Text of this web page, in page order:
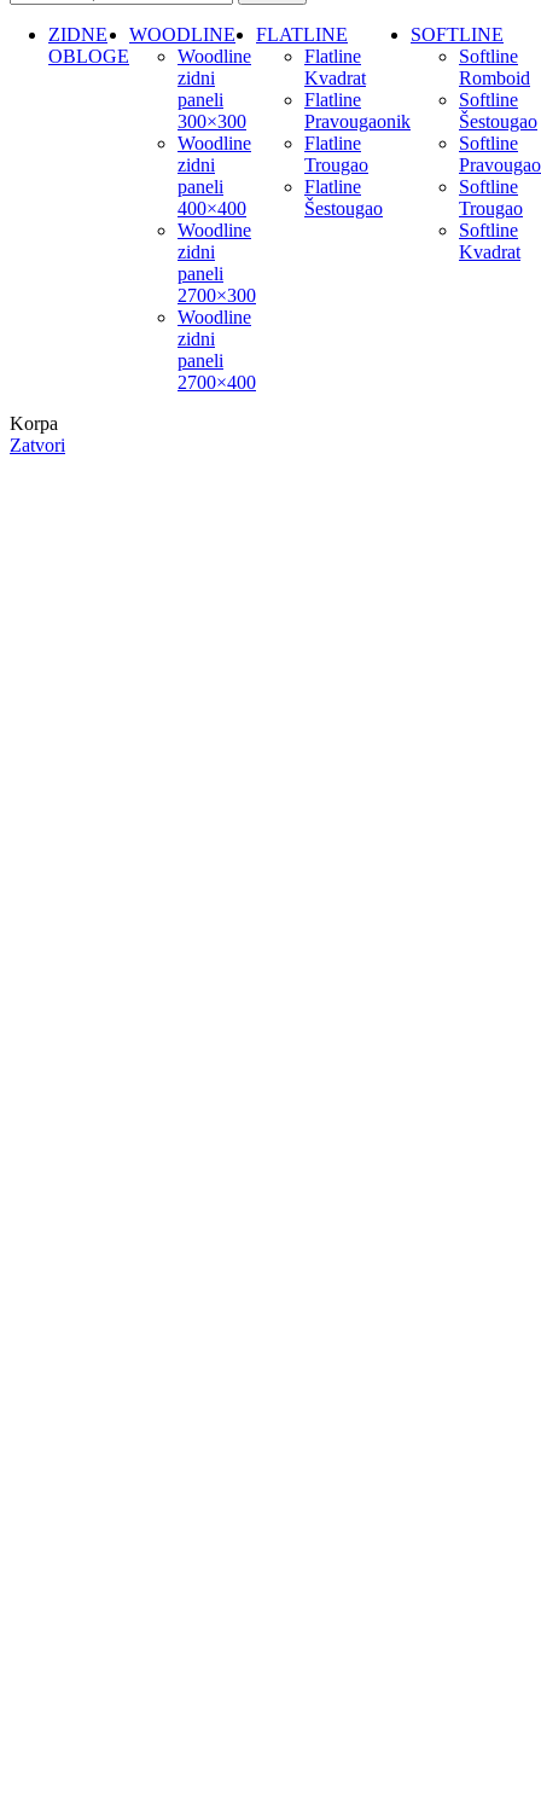
ZIDNE
OBLOGE
WOODLINE
Woodline
zidni
paneli
300×300
Woodline
zidni
paneli
400×400
Woodline
zidni
paneli
2700×300
Woodline
zidni
paneli
2700×400
FLATLINE
Flatline
Kvadrat
Flatline
Pravougaonik
Flatline
Trougao
Flatline
Šestougao
SOFTLINE
Softline
Romboid
Softline
Šestougao
Softline
Softline
Trougao
Softline
Kvadrat
Korpa
Zatvori